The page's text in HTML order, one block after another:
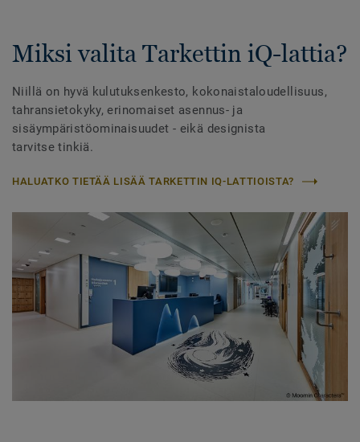
Miksi valita Tarkettin iQ-lattia?
Niillä on hyvä kulutuksenkesto, kokonaistaloudellisuus,
tahransietokyky, erinomaiset asennus- ja
sisäympäristöominaisuudet - eikä designista
tarvitse tinkiä.
HALUATKO TIETÄÄ LISÄÄ TARKETTIN IQ-LATTIOISTA?